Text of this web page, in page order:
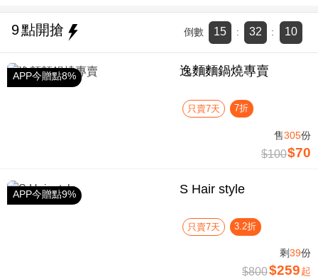
9點開搶 倒數 15 : 32 : 10
APP今贈點8% 逸麵麵鍋燒專賣
只賣7天 7折
售305份
$100$70
APP今贈點9% S Hair style
只賣7天 3.2折
剩39份
$800$259 起